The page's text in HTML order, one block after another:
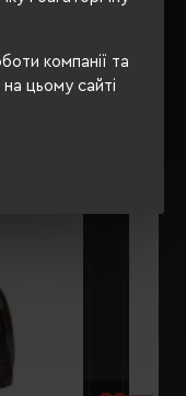
компанії та
цьому сайті